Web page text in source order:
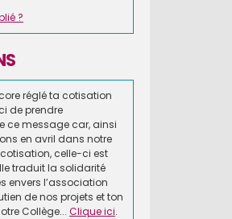
?
réglé ta cotisation
de prendre
ce message car, ainsi
en avril dans notre
celle-ci est
traduit la solidarité
envers l’association
de nos projets et ton
Collège... Clique ici.